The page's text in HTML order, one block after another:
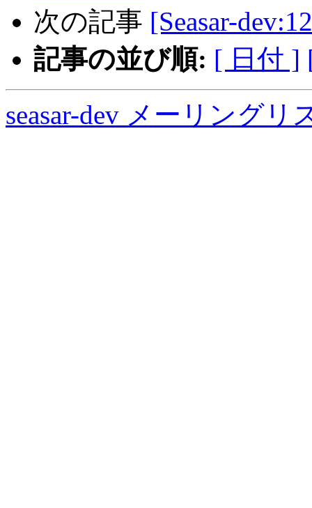
次の記事 [Seasar-
記事の並び順: [ 日付 ]
seasar-dev メーリングリ